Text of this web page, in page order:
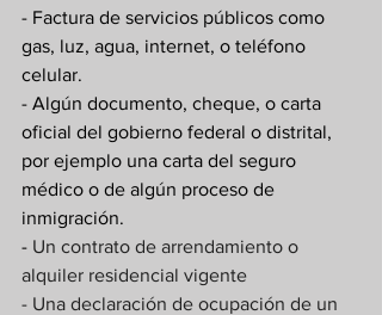
- Factura de servicios públicos como
gas, luz, agua, internet, o teléfono
celular.
- Algún documento, cheque, o carta
oficial del gobierno federal o distrital,
por ejemplo una carta del seguro
médico o de algún proceso de
inmigración.
- Un contrato de arrendamiento o
alquiler residencial vigente
- Una declaración de ocupación de un